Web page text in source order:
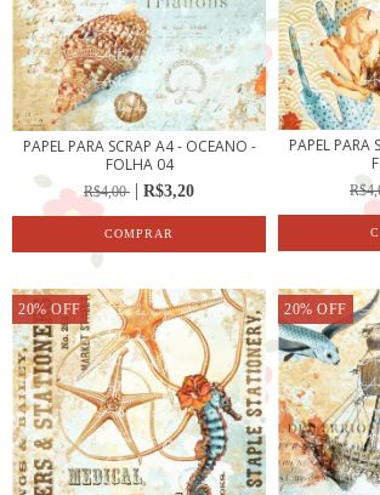
PAPEL PARA SCRAP A4 - OCEANO -
FOLHA 04
R$4,00 R$3,20
PAPEL PARA
20% OFF 20% OFF